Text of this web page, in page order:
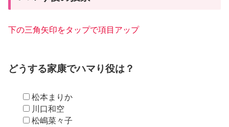
下の三角矢印をタップで項目アップ
どうする家康でハマり役は？
松本まりか
川口和空
松嶋菜々子